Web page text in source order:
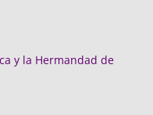
y la Hermandad de